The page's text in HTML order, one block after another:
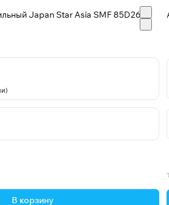
Japan Star Asia SMF 85D26L -
В корзину